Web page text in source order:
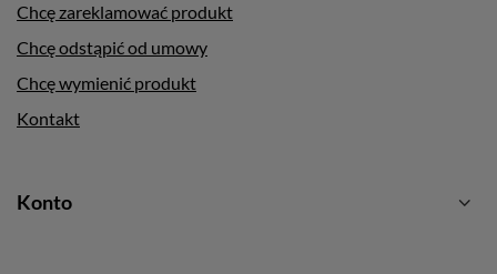
Chcę zareklamować produkt
Chcę odstąpić od umowy
Chcę wymienić produkt
Kontakt
Konto